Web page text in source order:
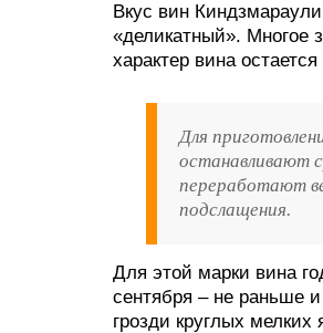
Вкус вин
«деликатный». Многое
характер вина
Для
останавливают
переработают
подслащения.
Для этой марки вина
сентября – не раньше
грозди круглых